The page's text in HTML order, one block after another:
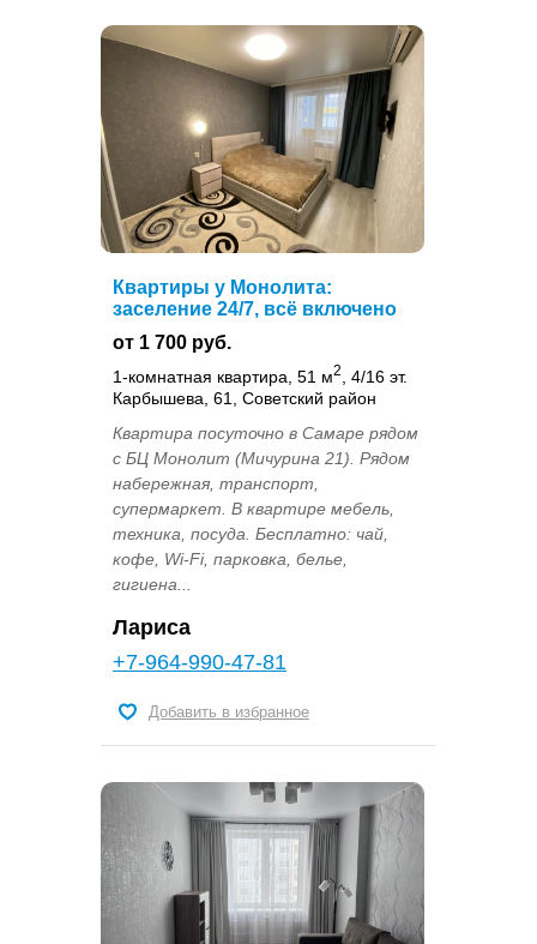
Квартиры у Монолита:
заселение 24/7, всё включено
от 1 700 руб.
1-комнатная квартира, 51 м2
, 4/16 эт.
Карбышева, 61, Советский район
Квартира посуточно в Самаре рядом
с БЦ Монолит (Мичурина 21). Рядом
набережная, транспорт,
супермаркет. В квартире мебель,
техника, посуда. Бесплатно: чай,
кофе, Wi-Fi, парковка, белье,
гигиена...
Лариса
+7-964-990-47-81
Добавить в избранное